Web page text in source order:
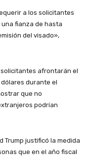
a los solicitantes
fianza de hasta
del visado»,
afrontarán el
durante el
que no
podrían
Trump justificó la medida
que en el año fiscal